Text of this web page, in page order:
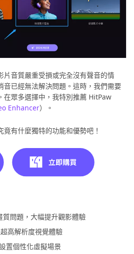
片音質嚴重受損或完全沒有聲音的情
音已經無法解決問題。這時，我們需要
在眾多選擇中，我特別推薦 HitPaw
Enhancer）。
有什麼獨特的功能和優勢吧！
問題，大幅提升觀影體驗
高解析度視覺體驗
置個性化虛擬場景